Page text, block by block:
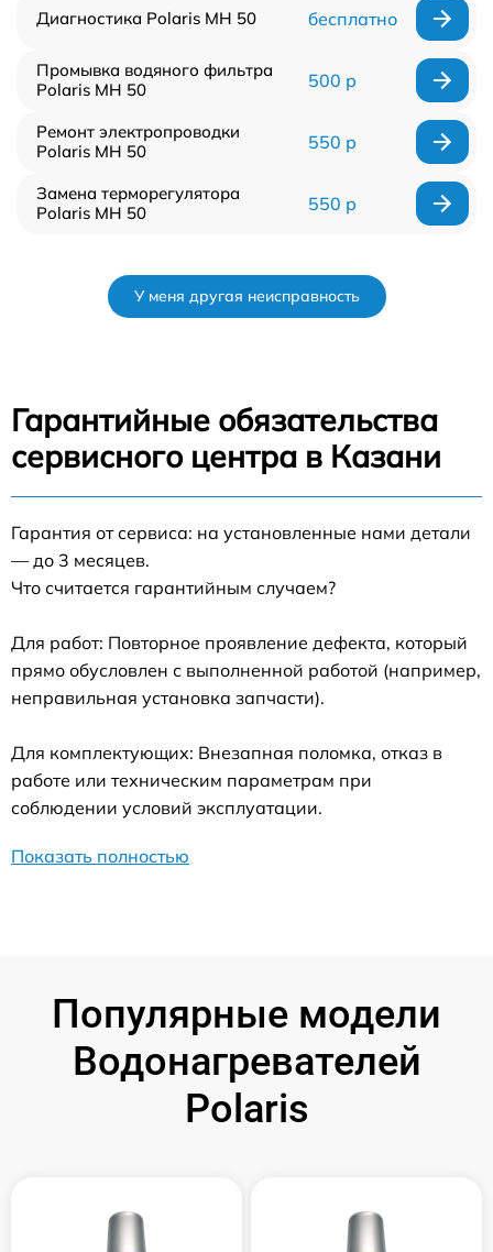
Диагностика Polaris MH 50 бесплатно
Промывка водяного фильтра
Polaris MH 50
500 р
Ремонт электропроводки
Polaris MH 50
550 р
Замена терморегулятора
Polaris MH 50
550 р
У меня другая неисправность
Гарантийные обязательства
сервисного центра в Казани
Гарантия от сервиса: на установленные нами детали
— до 3 месяцев.
Что считается гарантийным случаем?
Для работ: Повторное проявление дефекта, который
прямо обусловлен с выполненной работой (например,
неправильная установка запчасти).
Для комплектующих: Внезапная поломка, отказ в
работе или техническим параметрам при
соблюдении условий эксплуатации.
Показать полностью
Популярные модели
Водонагревателей
Polaris